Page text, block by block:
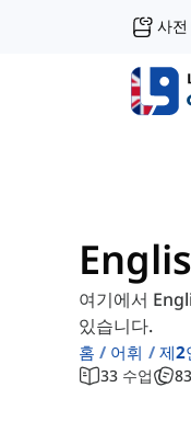
사전
여기에서
있습니다.
홈 어휘 제2
33 수업